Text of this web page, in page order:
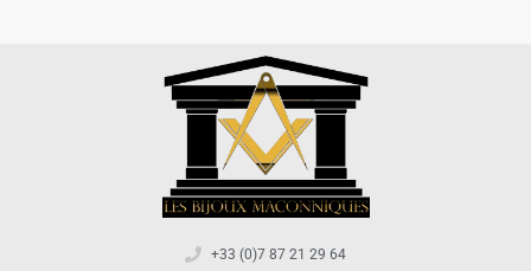
+33 (0)7 87 21 29 64